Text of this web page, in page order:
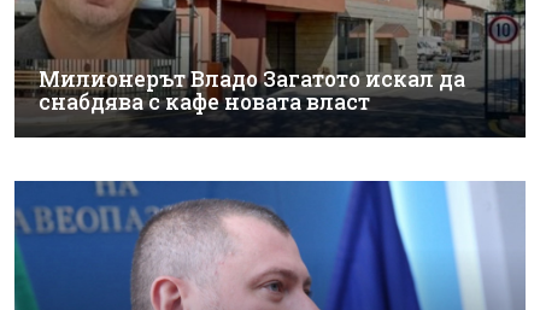
Милионерът Владо Загатото искал да
снабдява с кафе новата власт